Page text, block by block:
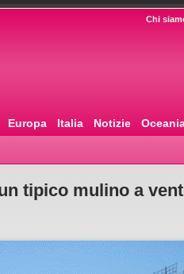
Chi
Europa Italia Notizie
tipico mulino a